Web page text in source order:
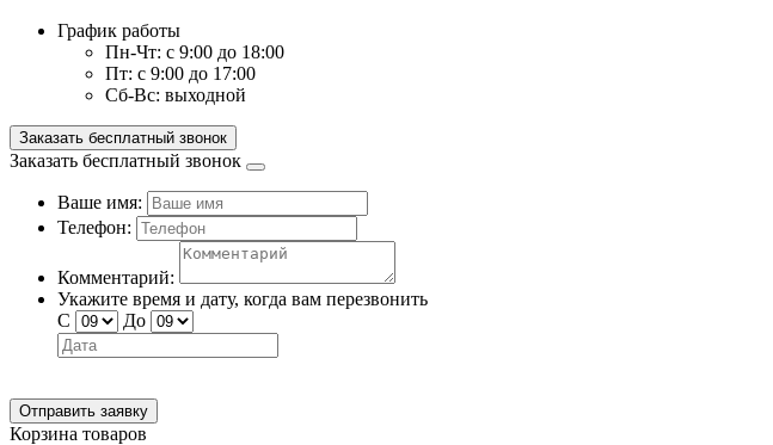
График работы
Пн-Чт: с 9:00 до 18:00
Пт: с 9:00 до 17:00
Сб-Вс: выходной
Заказать бесплатный звонок
Заказать бесплатный звонок
Ваше имя:
Телефон:
Комментарий:
Укажите время и дату, когда вам перезвонить
С
До
Отправить заявку
Корзина товаров